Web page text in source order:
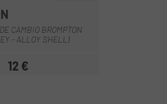
CAMBIO BROMPTON
- ALLOY SHELL)
Precio
12 €